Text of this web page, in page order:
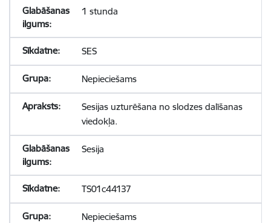
1 stunda
SES
Nepieciešams
Sesijas uzturēšana no slodzes dalīšanas
viedokļa.
Sesija
TS01c44137
Nepieciešams